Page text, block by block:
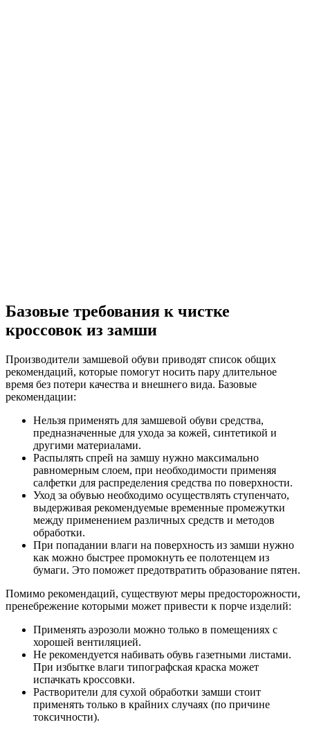
Базовые требования к чистке
кроссовок из замши
Производители замшевой обуви приводят список общих
рекомендаций, которые помогут носить пару длительное
время без потери качества и внешнего вида. Базовые
рекомендации:
Нельзя применять для замшевой обуви средства,
предназначенные для ухода за кожей, синтетикой и
другими материалами.
Распылять спрей на замшу нужно максимально
равномерным слоем, при необходимости применяя
салфетки для распределения средства по поверхности.
Уход за обувью необходимо осуществлять ступенчато,
выдерживая рекомендуемые временные промежутки
между применением различных средств и методов
обработки.
При попадании влаги на поверхность из замши нужно
как можно быстрее промокнуть ее полотенцем из
бумаги. Это поможет предотвратить образование пятен.
Помимо рекомендаций, существуют меры предосторожности,
пренебрежение которыми может привести к порче изделий:
Применять аэрозоли можно только в помещениях с
хорошей вентиляцией.
Не рекомендуется набивать обувь газетными листами.
При избытке влаги типографская краска может
испачкать кроссовки.
Растворители для сухой обработки замши стоит
применять только в крайних случаях (по причине
токсичности).